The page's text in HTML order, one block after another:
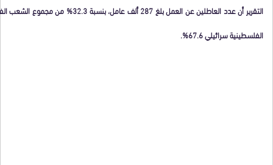
التقرير أن عدد العاطلين عن العمل بلغ 287
الفلسطينية سرائيلي 67.6%.